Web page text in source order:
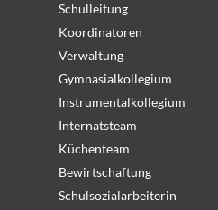
Schulleitung
Koordinatoren
Verwaltung
Gymnasialkollegium
Instrumentalkollegium
Internatsteam
Küchenteam
Bewirtschaftung
Schulsozialarbeiterin